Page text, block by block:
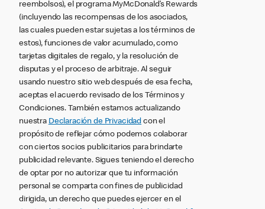
reembolsos), el programa MyMcDonald’s Rewards
(incluyendo las recompensas de los asociados,
las cuales pueden estar sujetas a los términos de
estos), funciones de valor acumulado, como
tarjetas digitales de regalo, y la resolución de
disputas y el proceso de arbitraje. Al seguir
usando nuestro sitio web después de esa fecha,
aceptas el acuerdo revisado de los Términos y
Condiciones. También estamos actualizando
nuestra Declaración de Privacidad con el
propósito de reflejar cómo podemos colaborar
con ciertos socios publicitarios para brindarte
publicidad relevante. Sigues teniendo el derecho
de optar por no autorizar que tu información
personal se comparta con fines de publicidad
dirigida, un derecho que puedes ejercer en el